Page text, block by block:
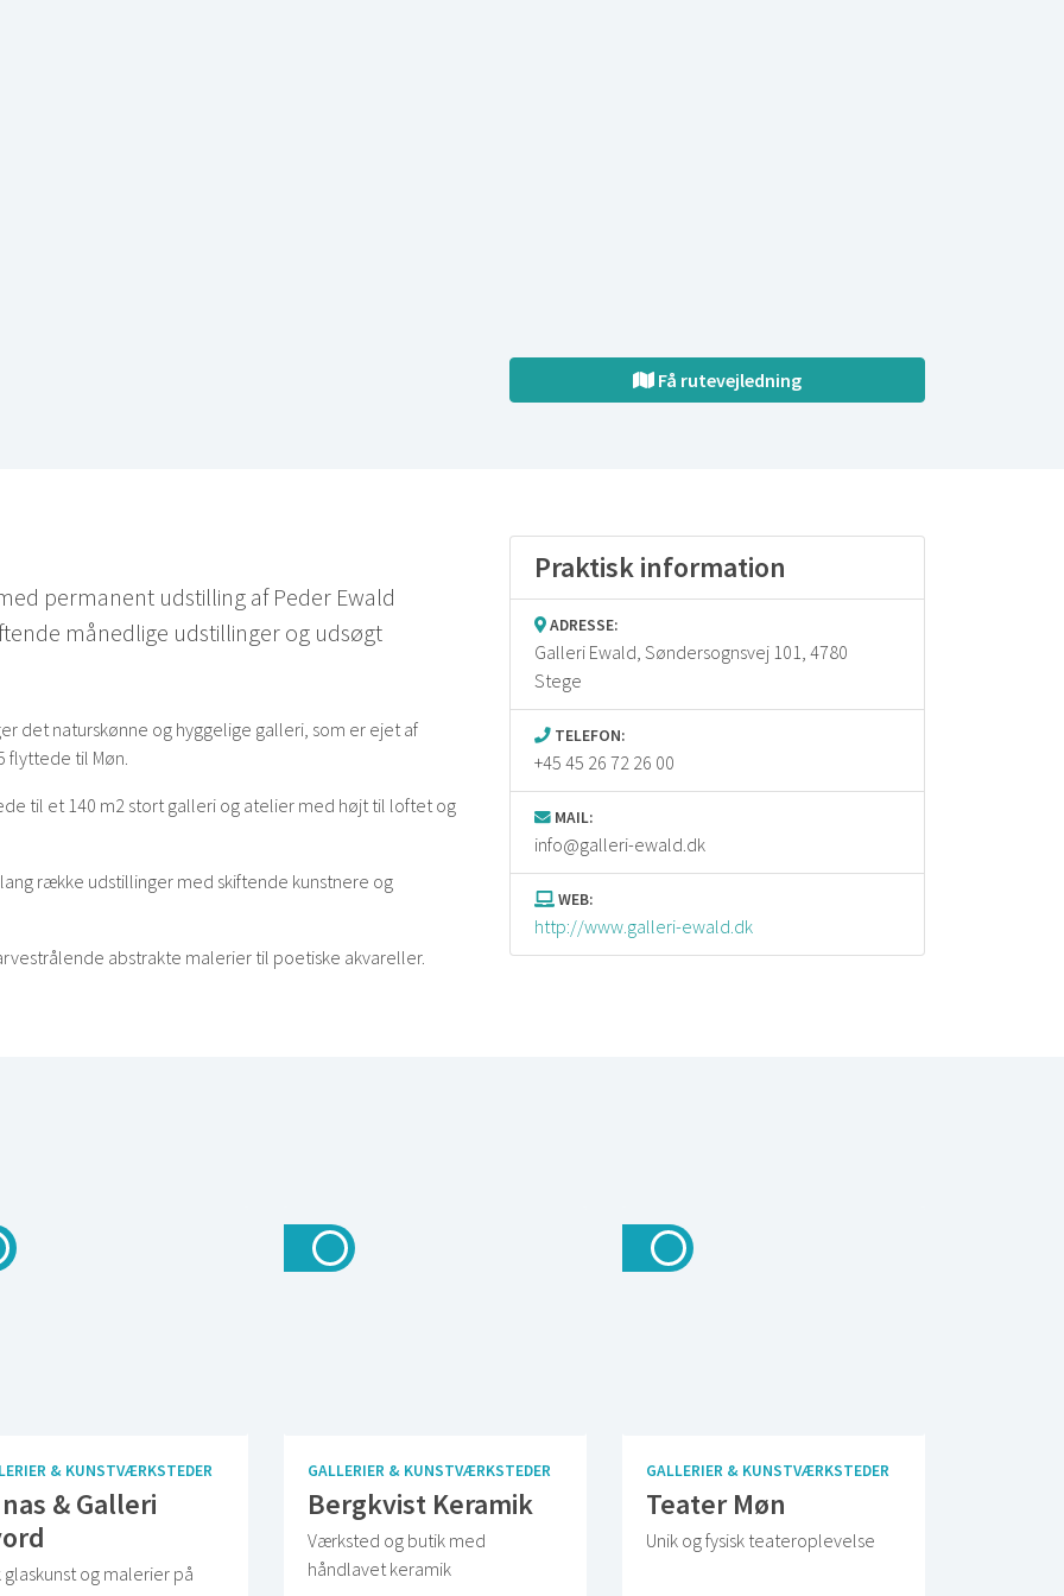
Få rutevejledning
permanent udstilling af Peder Ewald
månedlige udstillinger og udsøgt
det naturskønne og hyggelige galleri, som er ejet af
flyttede til Møn.
til et 140 m2 stort galleri og atelier med højt til loftet og
række udstillinger med skiftende kunstnere og
abstrakte malerier til poetiske akvareller.
Praktisk information
ADRESSE:
Galleri Ewald, Søndersognsvej 101, 4780
Stege
TELEFON:
+45 45 26 72 26 00
MAIL:
info@galleri-ewald.dk
WEB:
http://www.galleri-ewald.dk
& KUNSTVÆRKSTEDER
& Galleri
glaskunst og malerier på
GALLERIER & KUNSTVÆRKSTEDER
Bergkvist Keramik
Værksted og butik med
håndlavet keramik
GALLERIER & KUNSTVÆRKSTEDER
Teater Møn
Unik og fysisk teateroplevelse